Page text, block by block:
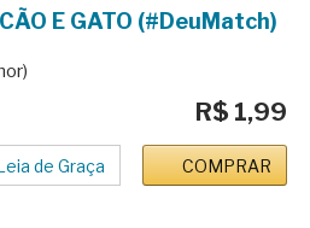
E GATO (#DeuMatch)
R$ 1,99
de Graça COMPRAR